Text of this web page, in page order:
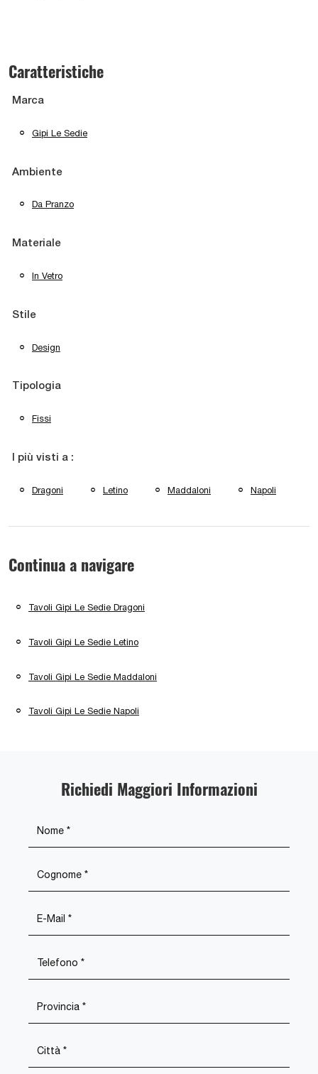
Caratteristiche
Marca
Gipi Le Sedie
Ambiente
Da Pranzo
Materiale
In Vetro
Stile
Design
Tipologia
Fissi
I più visti a :
Dragoni Letino Maddaloni Napoli
Continua a navigare
Tavoli Gipi Le Sedie Dragoni
Tavoli Gipi Le Sedie Letino
Tavoli Gipi Le Sedie Maddaloni
Tavoli Gipi Le Sedie Napoli
Richiedi Maggiori Informazioni